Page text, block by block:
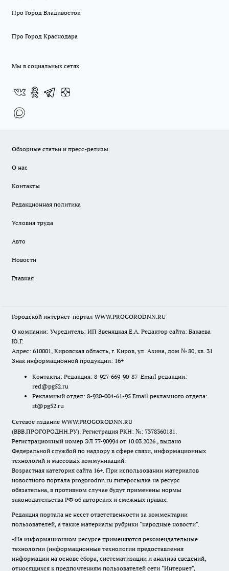
Про Город Владивосток
Про Город Краснодара
Мы в социальных сетях
Обзорные статьи и пресс-релизы
О нас
Контакты
Редакционная политика
Условия труда
Авто
Новости
Главная
Городской интернет-портал WWW.PROGORODNN.RU
О компании: Учредитель: ИП Звеняцкая Е.А. Редактор сайта: Бакаева
Ю.Г.
Адрес: 610001, Кировская область, г. Киров, ул. Азина, дом № 80, кв. 31
Знак информационной продукции: 16+
Контакты: Редакция: 8-927-669-90-87 Email редакции:
red@pg52.ru
Рекламный отдел: 8-920-004-61-95 Email рекламного отдела:
st@pg52.ru
Сетевое издание WWW.PROGORODNN.RU
(ВВВ.ПРОГОРОДНН.РУ). Регистрация РКН: №: 7378360181.
Регистрационный номер ЭЛ 77-90994 от 10.03.2026., выдано
Федеральной службой по надзору в сфере связи, информационных
технологий и массовых коммуникаций.
Возрастная категория сайта 16+. При использовании материалов
новостного портала progorodnn.ru гиперссылка на ресурс
обязательна, в противном случае будут применены нормы
законодательства РФ об авторских и смежных правах.
Редакция портала не несет ответственности за комментарии
пользователей, а также материалы рубрики "народные новости".
«На информационном ресурсе применяются рекомендательные
технологии (информационные технологии предоставления
информации на основе сбора, систематизации и анализа сведений,
относящихся к предпочтениям пользователей сети "Интернет",